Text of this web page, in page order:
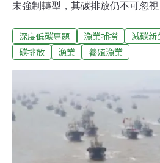
未強制轉型，其碳排放仍不可忽
合國糧食及農業組織（FAO）
業和水產養殖狀況》（SOFIA）
雖然近海養殖漁業的產量持續增
億噸，首度超過捕撈漁業，成為
此，需消耗燃油才能出海的捕撈漁
水產為全球糧食的重要來源，
需求量的16%，且持續攀升中；
業，漁業的碳排量低得多，因為
深度低碳專題 漁業捕撈 減碳新
碳排放
漁業 養殖漁業